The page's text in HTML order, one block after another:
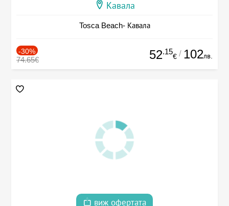
Кавала
Tosca Beach- Кавала
-30%
74.65€ 52.15
€ / 102лв.
виж офертата